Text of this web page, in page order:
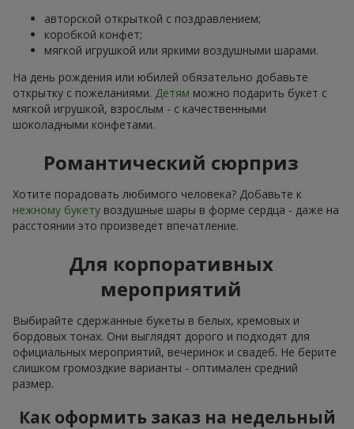
авторской открыткой с поздравлением;
коробкой конфет;
мягкой игрушкой или яркими воздушными шарами.
На день рождения или юбилей обязательно добавьте
открытку с пожеланиями. Детям можно подарить букет с
мягкой игрушкой, взрослым - с качественными
шоколадными конфетами.
Романтический сюрприз
Хотите порадовать любимого человека? Добавьте к
нежному букету воздушные шары в форме сердца - даже на
расстоянии это произведет впечатление.
Для корпоративных
мероприятий
Выбирайте сдержанные букеты в белых, кремовых и
бордовых тонах. Они выглядят дорого и подходят для
официальных мероприятий, вечеринок и свадеб. Не берите
слишком громоздкие варианты - оптимален средний
размер.
Как оформить заказ на недельный